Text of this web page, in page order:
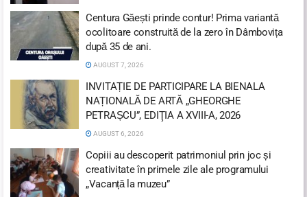
Centura Găești prinde contur! Prima variantă
ocolitoare construită de la zero în Dâmbovița
după 35 de ani.
AUGUST 7, 2026
INVITAȚIE DE PARTICIPARE LA BIENALA
NAȚIONALĂ DE ARTĂ „GHEORGHE
PETRAȘCU”, EDIŢIA A XVIII-A, 2026
AUGUST 6, 2026
Copiii au descoperit patrimoniul prin joc și
creativitate în primele zile ale programului
„Vacanță la muzeu”